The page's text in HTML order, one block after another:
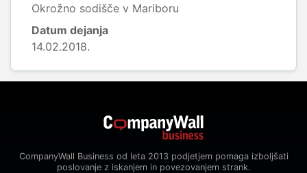
Okrožno sodišče v Mariboru
Datum dejanja
14.02.2018.
CompanyWall Business od leta 2013 podjetjem pomaga izboljšati
poslovanje z iskanjem in povezovanjem strank.